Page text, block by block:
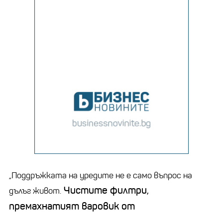
„Поддръжката на уредите не е само въпрос на
дълъг живот. Чистите филтри,
премахнатият варовик от